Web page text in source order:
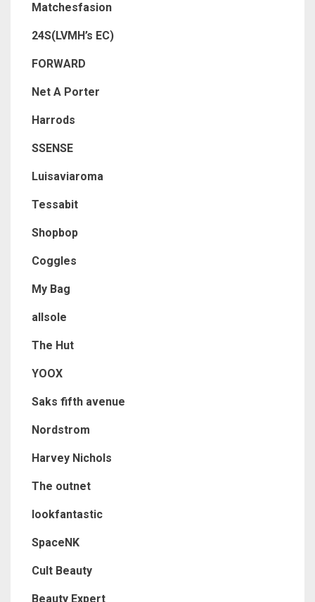
Matchesfasion
24S(LVMH’s EC)
FORWARD
Net A Porter
Harrods
SSENSE
Luisaviaroma
Tessabit
Shopbop
Coggles
My Bag
allsole
The Hut
YOOX
Saks fifth avenue
Nordstrom
Harvey Nichols
The outnet
lookfantastic
SpaceNK
Cult Beauty
Beauty Expert